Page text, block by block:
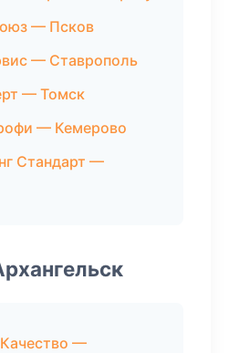
— Псков
— Ставрополь
— Томск
— Кемерово
Стандарт —
—